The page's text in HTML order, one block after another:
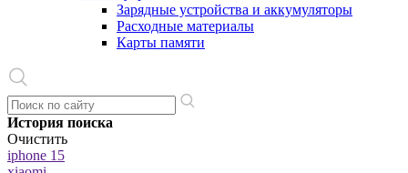
Зарядные устройства и аккумуляторы
Расходные материалы
Карты памяти
История поиска
Очистить
iphone 15